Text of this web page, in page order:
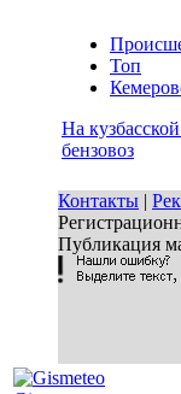
Топ
На
бензовоз
Контакты |
Публикация